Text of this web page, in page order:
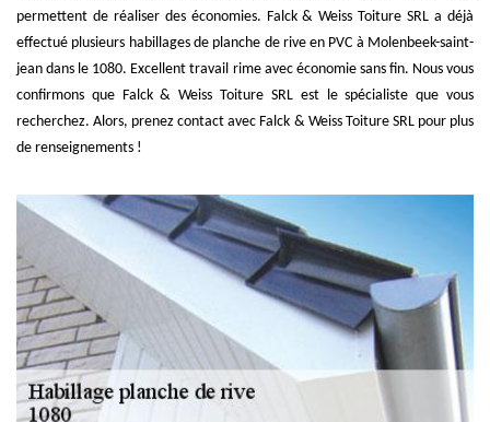
permettent de réaliser des économies. Falck & Weiss Toiture SRL a déjà
effectué plusieurs habillages de planche de rive en PVC à Molenbeek-saint-
jean dans le 1080. Excellent travail rime avec économie sans fin. Nous vous
confirmons que Falck & Weiss Toiture SRL est le spécialiste que vous
recherchez. Alors, prenez contact avec Falck & Weiss Toiture SRL pour plus
de renseignements !